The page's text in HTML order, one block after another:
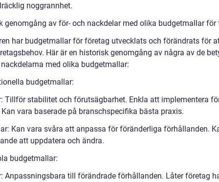
noggrannhet.
genomgång av för- och nackdelar med olika budgetmallar för
har budgetmallar för företag utvecklats och förändrats för
Här är en historisk genomgång av några av de
med olika budgetmallar:
budgetmallar:
Tillför stabilitet och förutsägbarhet. Enkla att implementera
vara baserade på branschspecifika bästa praxis.
Kan vara svåra att anpassa för föränderliga förhållanden.
att uppdatera och ändra.
budgetmallar:
Anpassningsbara till förändrade förhållanden. Låter företag